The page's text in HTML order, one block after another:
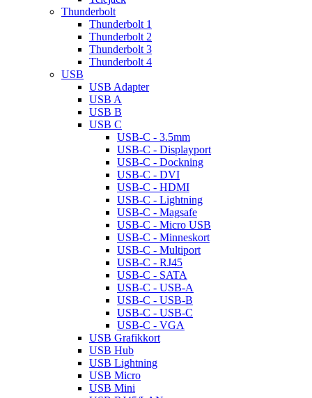
Thunderbolt
Thunderbolt 1
Thunderbolt 2
Thunderbolt 3
Thunderbolt 4
USB
USB Adapter
USB A
USB B
USB C
USB-C - 3.5mm
USB-C - Displayport
USB-C - Dockning
USB-C - DVI
USB-C - HDMI
USB-C - Lightning
USB-C - Magsafe
USB-C - Micro USB
USB-C - Minneskort
USB-C - Multiport
USB-C - RJ45
USB-C - SATA
USB-C - USB-A
USB-C - USB-B
USB-C - USB-C
USB-C - VGA
USB Grafikkort
USB Hub
USB Lightning
USB Micro
USB Mini